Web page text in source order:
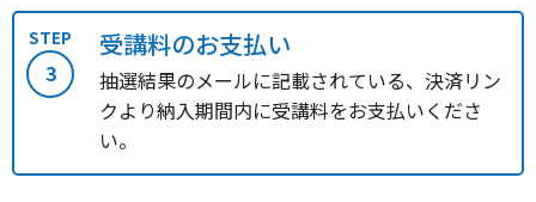
STEP
3
受講料のお支払い
抽選結果のメールに記載されている、決済リン
クより納入期間内に受講料をお支払いくださ
い。